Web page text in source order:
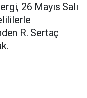
26 Mayıs Salı
R. Sertaç